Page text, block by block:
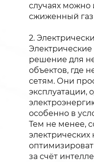
случаях можно
сжиженный газ
2.
Электрические
решение для
объектов, где
сетям. Они
эксплуатации,
особенно в
Тем не менее,
электрических
за счёт